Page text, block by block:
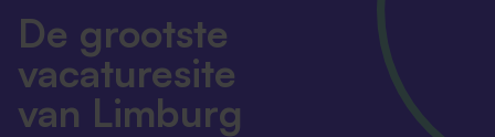
De grootste
vacaturesite
van Limburg